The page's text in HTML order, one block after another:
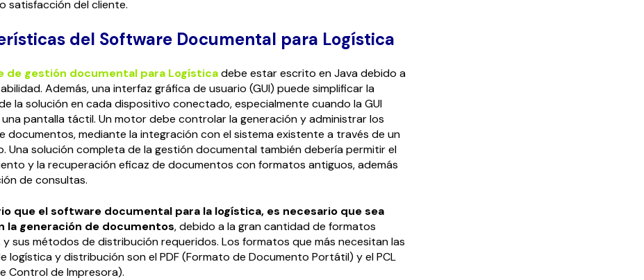
satisfacción del cliente.
del Software Documental para Logística
de gestión documental para Logísticadebe estar escrito en Java debido a
Además, una interfaz gráfica de usuario (GUI) puede simplificar la
la solución en cada dispositivo conectado, especialmente cuando la GUI
pantalla táctil. Un motor debe controlar la generación y administrar los
documentos, mediante la integración con el sistema existente a través de un
Una solución completa de la gestión documental también debería permitir el
y la recuperación eficaz de documentos con formatos antiguos, además
de consultas.
que el software documental para la logística, es necesario que sea
la generación de documentos, debido a la gran cantidad de formatos
y sus métodos de distribución requeridos. Los formatos que más necesitan las
logística y distribución son el PDF (Formato de Documento Portátil) y el PCL
Control de Impresora).